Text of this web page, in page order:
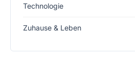
Technologie
Zuhause & Leben